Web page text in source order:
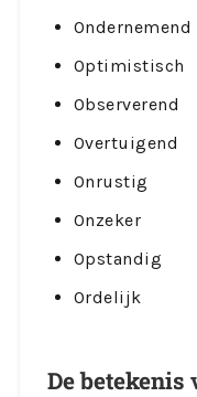
Ondernemend
Optimistisch
Observerend
Overtuigend
Onrustig
Onzeker
Opstandig
Ordelijk
De betekenis